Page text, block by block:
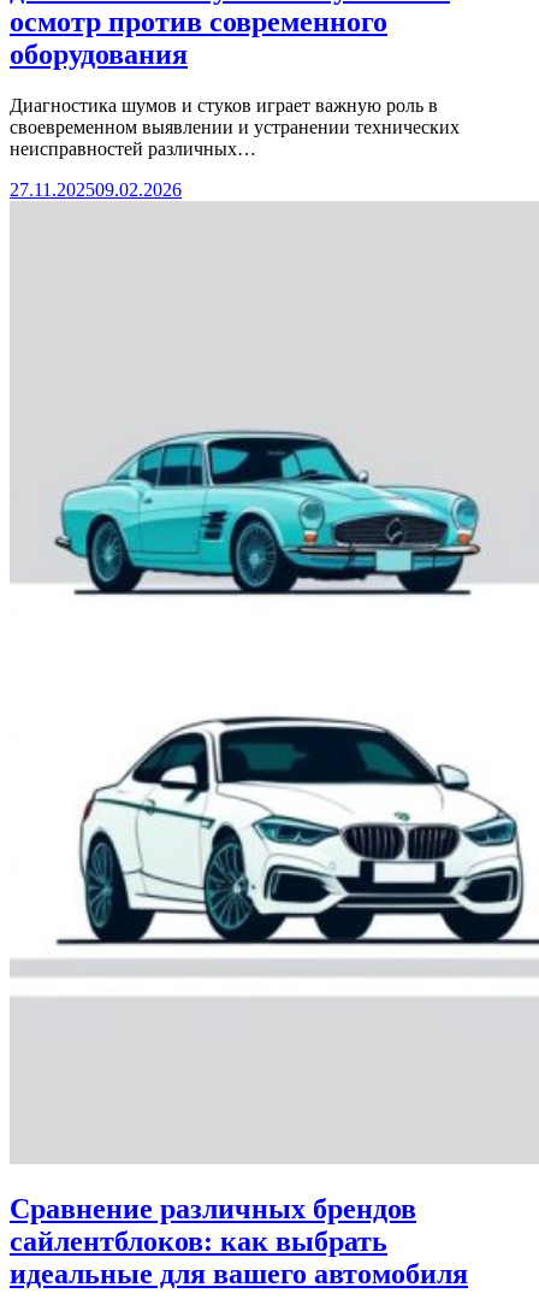
осмотр против современного
оборудования
Диагностика шумов и стуков играет важную роль в
своевременном выявлении и устранении технических
неисправностей различных…
27.11.202509.02.2026
Сравнение различных брендов
сайлентблоков: как выбрать
идеальные для вашего автомобиля